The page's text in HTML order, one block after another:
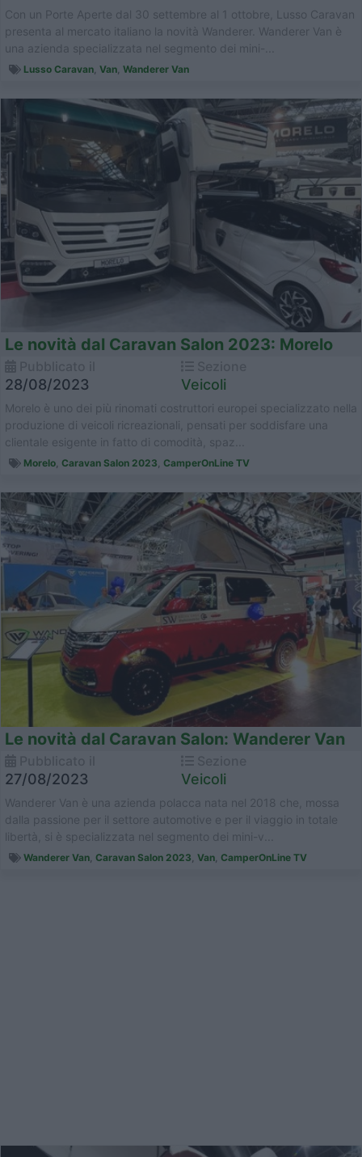
Con un Porte Aperte dal 30 settembre al 1 ottobre, Lusso Caravan
presenta al mercato italiano la novità Wanderer. Wanderer Van è
una azienda specializzata nel segmento dei mini-...
Lusso Caravan Van Wanderer Van
Le novità dal Caravan Salon 2023: Morelo
28/08/2023 Veicoli
Morelo è uno dei più rinomati costruttori europei specializzato nella
produzione di veicoli ricreazionali, pensati per soddisfare una
clientale esigente in fatto di comodità, spaz...
Morelo, Caravan Salon 2023, CamperOnLine TV
Le novità dal Caravan Salon: Wanderer Van
27/08/2023 Veicoli
Wanderer Van è una azienda polacca nata nel 2018 che, mossa
dalla passione per il settore automotive e per il viaggio in totale
libertà, si è specializzata nel segmento dei mini-v...
Wanderer Van, Caravan Salon 2023, Van, CamperOnLine TV